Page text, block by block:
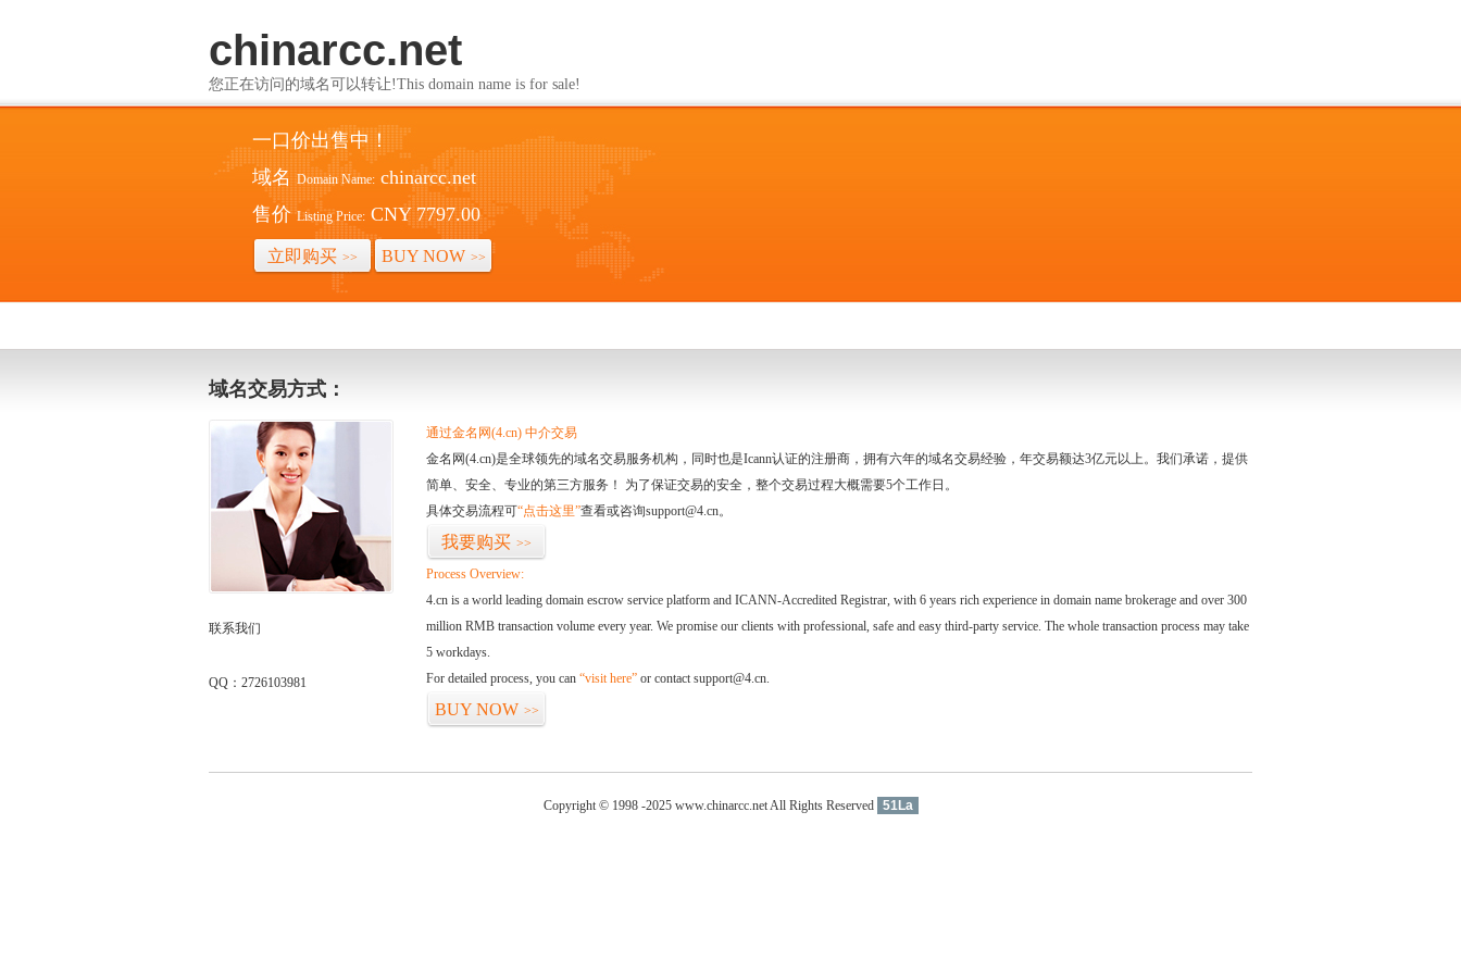
chinarcc.net
您正在访问的域名可以转让!This domain name is for sale!
一口价出售中！
域名 Domain Name: chinarcc.net
售价 Listing Price: CNY 7797.00
立即购买 >> BUY NOW >>
域名交易方式：
联系我们
QQ：2726103981
通过金名网(4.cn) 中介交易
金名网(4.cn)是全球领先的域名交易服务机构，同时也是Icann认证的注册商，拥有六年的域名交易经验，年交易额达3亿元以上。我们承诺，提供
简单、安全、专业的第三方服务！ 为了保证交易的安全，整个交易过程大概需要5个工作日。
具体交易流程可“点击这里”查看或咨询support@4.cn。
我要购买 >>
Process Overview:
4.cn is a world leading domain escrow service platform and ICANN-Accredited Registrar, with 6 years rich experience in domain name brokerage and over 300
million RMB transaction volume every year. We promise our clients with professional, safe and easy third-party service. The whole transaction process may take
5 workdays.
For detailed process, you can “visit here” or contact support@4.cn.
BUY NOW >>
Copyright © 1998 -2025 www.chinarcc.net All Rights Reserved 51La